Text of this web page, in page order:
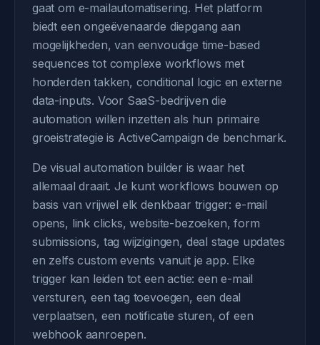
gaat om e-mailautomatisering. Het platform
biedt een ongeëvenaarde diepgang aan
mogelijkheden, van eenvoudige time-based
sequences tot complexe workflows met
honderden takken, conditional logic en externe
data-inputs. Voor SaaS-bedrijven die
automation willen inzetten als hun primaire
groeistrategie is ActiveCampaign de benchmark.
De visual automation builder is waar het
allemaal draait. Je kunt workflows bouwen op
basis van vrijwel elk denkbaar trigger: e-mail
opens, link clicks, website-bezoeken, form
submissions, tag wijzigingen, deal stage updates
en zelfs custom events vanuit je app. Elke
trigger kan leiden tot een actie: een e-mail
versturen, een tag toevoegen, een deal
verplaatsen, een notificatie sturen, of een
webhook aanroepen.